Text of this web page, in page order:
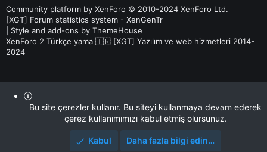
Community platform by XenForo © 2010-2024 XenForo Ltd.
[XGT] Forum statistics system - XenGenTr
Style and add-ons by ThemeHouse
XenForo 2 Türkçe yama 🇹🇷 [XGT] Yazılım ve web hizmetleri 2014-
2024
Bu site çerezler kullanır. Bu siteyi kullanmaya devam ederek
çerez kullanımımızı kabul etmiş olursunuz.
Kabul Daha fazla bilgi edin…